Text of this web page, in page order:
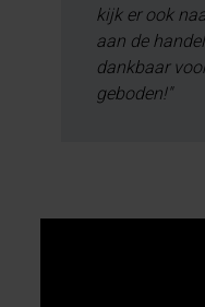
kijk er ook
aan de
dankbaar
geboden!"